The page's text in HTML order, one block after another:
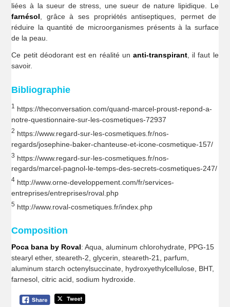
liées à la sueur de stress, une sueur de nature lipidique. Le
farnésol , grâce à ses propriétés antiseptiques, permet de
réduire la quantité de microorganismes présents à la surface
de la peau.
Ce petit déodorant est en réalité un anti-transpirant, il faut le
savoir.
Bibliographie
1
https://theconversation.com/quand-marcel-proust-repond-a-
notre-questionnaire-sur-les-cosmetiques-72937
2 https://www.regard-sur-les-cosmetiques.fr/nos-
regards/josephine-baker-chanteuse-et-icone-cosmetique-157/
3 https://www.regard-sur-les-cosmetiques.fr/nos-
regards/marcel-pagnol-le-temps-des-secrets-cosmetiques-247/
4 http://www.orne-developpement.com/fr/services-
entreprises/entreprises/roval.php
5 http://www.roval-cosmetiques.fr/index.php
Composition
Poca bana by Roval: Aqua, aluminum chlorohydrate, PPG-15
stearyl ether, steareth-2, glycerin, steareth-21, parfum,
aluminum starch octenylsuccinate, hydroxyethylcellulose, BHT,
farnesol, citric acid, sodium hydroxide.